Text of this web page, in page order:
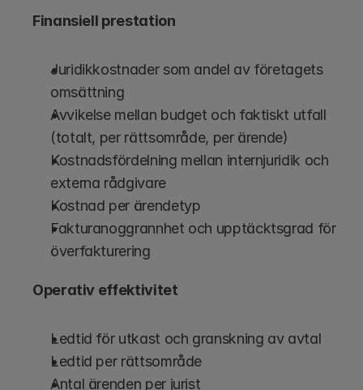
Finansiell prestation
Juridikkostnader som andel av företagets
omsättning
Avvikelse mellan budget och faktiskt utfall
(totalt, per rättsområde, per ärende)
Kostnadsfördelning mellan internjuridik och
externa rådgivare
Kostnad per ärendetyp
Fakturanoggrannhet och upptäcktsgrad för
överfakturering
Operativ effektivitet
Ledtid för utkast och granskning av avtal
Ledtid per rättsområde
Antal ärenden per jurist